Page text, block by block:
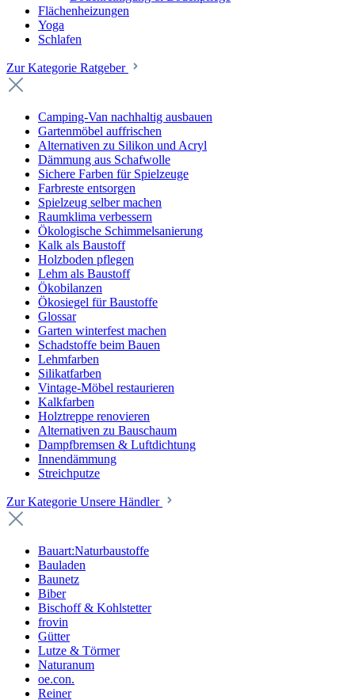
Flächenheizungen
Yoga
Schlafen
Zur Kategorie Ratgeber
Camping-Van nachhaltig ausbauen
Gartenmöbel auffrischen
Alternativen zu Silikon und Acryl
Dämmung aus Schafwolle
Sichere Farben für Spielzeuge
Farbreste entsorgen
Spielzeug selber machen
Raumklima verbessern
Ökologische Schimmelsanierung
Kalk als Baustoff
Holzboden pflegen
Lehm als Baustoff
Ökobilanzen
Ökosiegel für Baustoffe
Glossar
Garten winterfest machen
Schadstoffe beim Bauen
Lehmfarben
Silikatfarben
Vintage-Möbel restaurieren
Kalkfarben
Holztreppe renovieren
Alternativen zu Bauschaum
Dampfbremsen & Luftdichtung
Innendämmung
Streichputze
Zur Kategorie Unsere Händler
Bauart:Naturbaustoffe
Bauladen
Baunetz
Biber
Bischoff & Kohlstetter
frovin
Gütter
Lutze & Törmer
Naturanum
oe.con.
Reiner